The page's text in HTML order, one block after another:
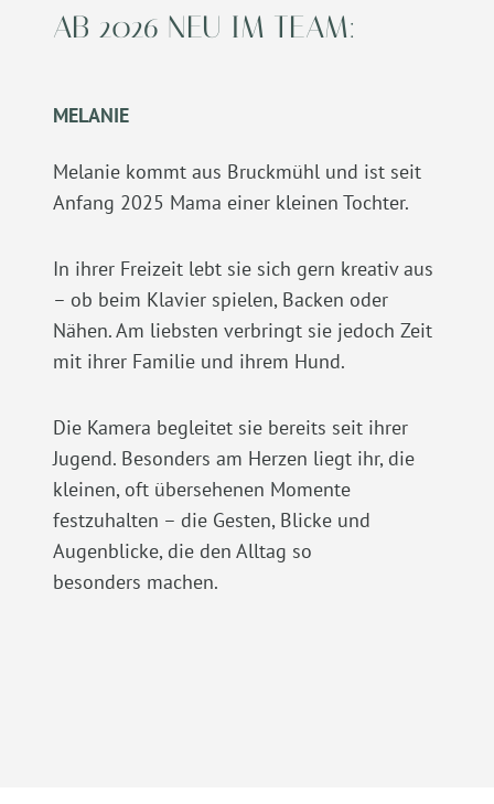
AB 2026 NEU IM TEAM:
MELANIE
Melanie kommt aus Bruckmühl und ist seit
Anfang 2025 Mama einer kleinen Tochter.
In ihrer Freizeit lebt sie sich gern kreativ aus
– ob beim Klavier spielen, Backen oder
Nähen. Am liebsten verbringt sie jedoch Zeit
mit ihrer Familie und ihrem Hund.
Die Kamera begleitet sie bereits seit ihrer
Jugend. Besonders am Herzen liegt ihr, die
kleinen, oft übersehenen Momente
festzuhalten – die Gesten, Blicke und
Augenblicke, die den Alltag so
besonders machen.